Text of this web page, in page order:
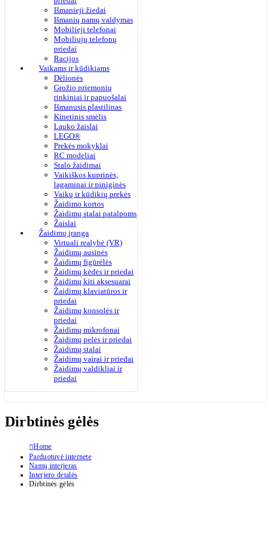
Išmanieji žiedai
Išmanių namų valdymas
Mobilieji telefonai
Mobiliųjų telefonų
priedai
Racijos
Vaikams ir kūdikiams
Dėlionės
Grožio priemonių
rinkiniai ir papuošalai
Išmanusis plastilinas
Kinetinis smėlis
Lauko žaislai
LEGO®
Prekės mokyklai
RC modeliai
Stalo žaidimai
Vaikiškos kuprinės,
lagaminai ir piniginės
Vaikų ir kūdikių prekės
Žaidimo kortos
Žaidimų stalai patalpoms
Žaislai
Žaidimų įranga
Virtuali realybė (VR)
Žaidimų ausinės
Žaidimų figūrėlės
Žaidimų kėdės ir priedai
Žaidimų kiti aksesuarai
Žaidimų klaviatūros ir
priedai
Žaidimų konsolės ir
priedai
Žaidimų mikrofonai
Žaidimų pelės ir priedai
Žaidimų stalai
Žaidimų vairai ir priedai
Žaidimų valdikliai ir
priedai
Dirbtinės gėlės
Home
Parduotuvė internete
Namų interjeras
Interjero detalės
Dirbtinės gėlės